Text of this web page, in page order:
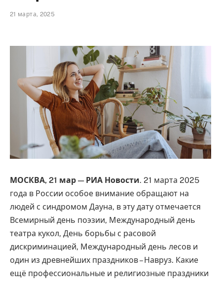
21 марта, 2025
МОСКВА, 21 мар — РИА Новости. 21 марта 2025
года в России особое внимание обращают на
людей с синдромом Дауна, в эту дату отмечается
Всемирный день поэзии, Международный день
театра кукол, День борьбы с расовой
дискриминацией, Международный день лесов и
один из древнейших праздников – Навруз. Какие
ещё профессиональные и религиозные праздники